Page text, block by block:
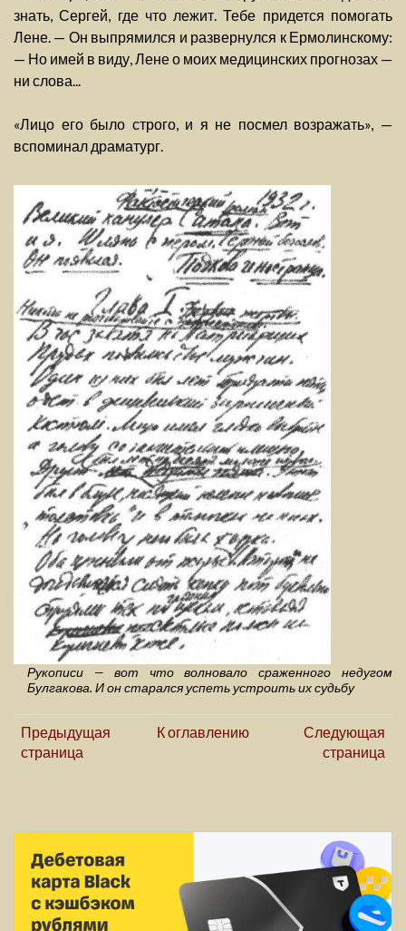
знать, Сергей, где что лежит. Тебе придется помогать
Лене. — Он выпрямился и развернулся к Ермолинскому:
— Но имей в виду, Лене о моих медицинских прогнозах —
ни слова...
«Лицо его было строго, и я не посмел возражать», —
вспоминал драматург.
Рукописи — вот что волновало сраженного недугом
Булгакова. И он старался успеть устроить их судьбу
Предыдущая
страница
К оглавлению
Следующая
страница